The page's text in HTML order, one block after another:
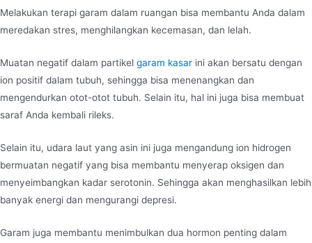
Melakukan terapi garam dalam ruangan bisa membantu Anda dalam
meredakan stres, menghilangkan kecemasan, dan lelah.
Muatan negatif dalam partikel garam kasar ini akan bersatu dengan
ion positif dalam tubuh, sehingga bisa menenangkan dan
mengendurkan otot-otot tubuh. Selain itu, hal ini juga bisa membuat
saraf Anda kembali rileks.
Selain itu, udara laut yang asin ini juga mengandung ion hidrogen
bermuatan negatif yang bisa membantu menyerap oksigen dan
menyeimbangkan kadar serotonin. Sehingga akan menghasilkan lebih
banyak energi dan mengurangi depresi.
Garam juga membantu menimbulkan dua hormon penting dalam